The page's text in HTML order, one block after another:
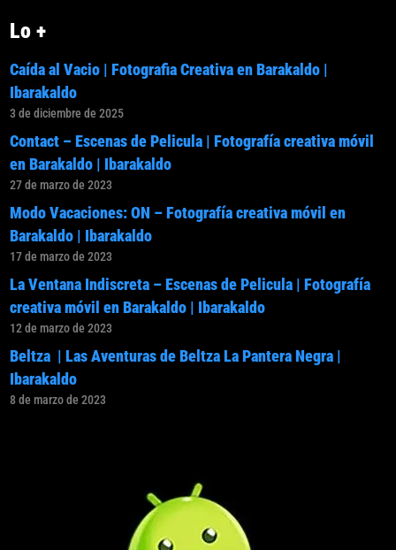
Lo +
Caída al Vacio | Fotografia Creativa en Barakaldo |
Ibarakaldo
3 de diciembre de 2025
Contact – Escenas de Pelicula | Fotografía creativa móvil
en Barakaldo | Ibarakaldo
27 de marzo de 2023
Modo Vacaciones: ON – Fotografía creativa móvil en
Barakaldo | Ibarakaldo
17 de marzo de 2023
La Ventana Indiscreta – Escenas de Pelicula | Fotografía
creativa móvil en Barakaldo | Ibarakaldo
12 de marzo de 2023
Beltza | Las Aventuras de Beltza La Pantera Negra |
Ibarakaldo
8 de marzo de 2023